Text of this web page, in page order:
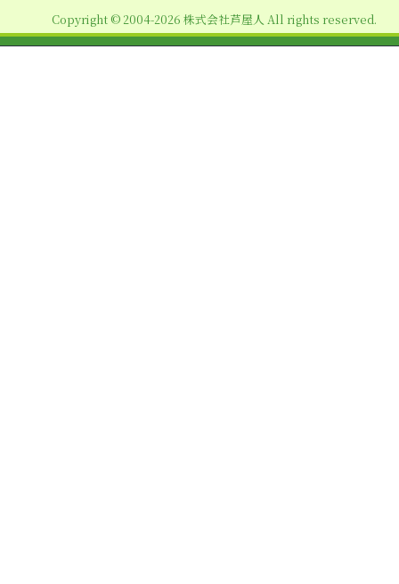
ン
Copyright © 2004-2026 株式会社芦屋人 All rights reserved.